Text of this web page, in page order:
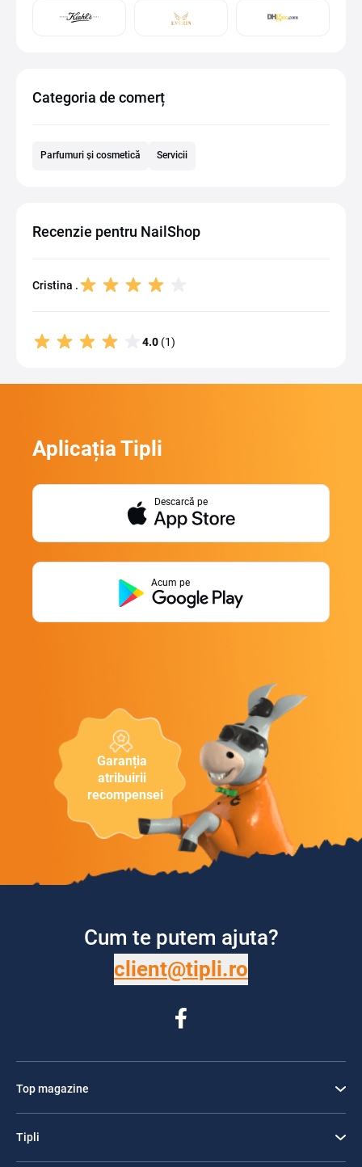
Categoria de comerț
Parfumuri și cosmetică Servicii
Recenzie pentru NailShop
Cristina .
4.0 (1)
Garanția
atribuirii
recompensei
Aplicația Tipli
Descarcă pe
Acum pe
Cum te putem ajuta?
client@tipli.ro
Top magazine
Tipli